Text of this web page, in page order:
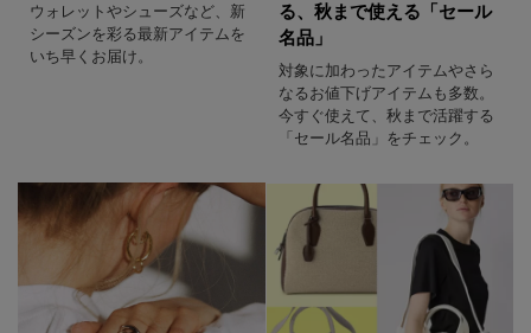
ウォレットやシューズなど、新
シーズンを彩る最新アイテムを
いち早くお届け。
る、秋まで使える「セール
名品」
対象に加わったアイテムやさら
なるお値下げアイテムも多数。
今すぐ使えて、秋まで活躍する
「セール名品」をチェック。